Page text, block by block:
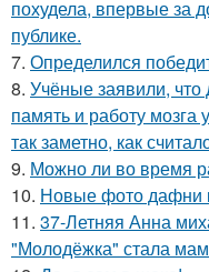
похудела, впервые за
публике.
7. Определился
8. Учёные заявили,
память и работу
так заметно, как
9. Можно ли во время
10. Новые фото дафни
11. 37-Летняя Анна
"Молодёжка" стала